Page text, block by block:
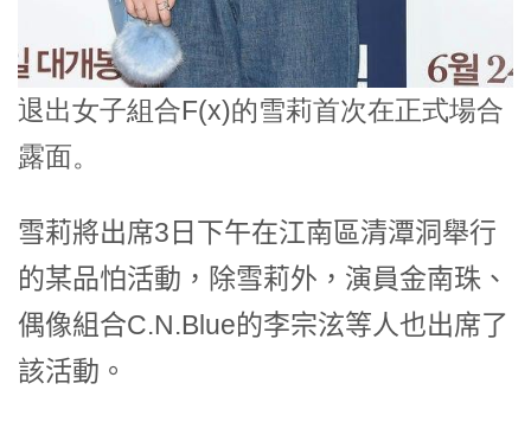
退出女子組合F(x)的雪莉首次在正式場合
露面。
雪莉將出席3日下午在江南區清潭洞舉行
的某品怕活動，除雪莉外，演員金南珠、
偶像組合C.N.Blue的李宗泫等人也出席了
該活動。